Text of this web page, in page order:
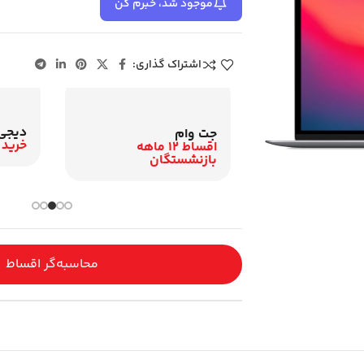
موجود شد، خبرم کن
اشتراک گذاری:
اقساط 12 ماهه
جت وام
اقساط 12 ماهه
بازنشستگان
محاسبه‌گر اقساط